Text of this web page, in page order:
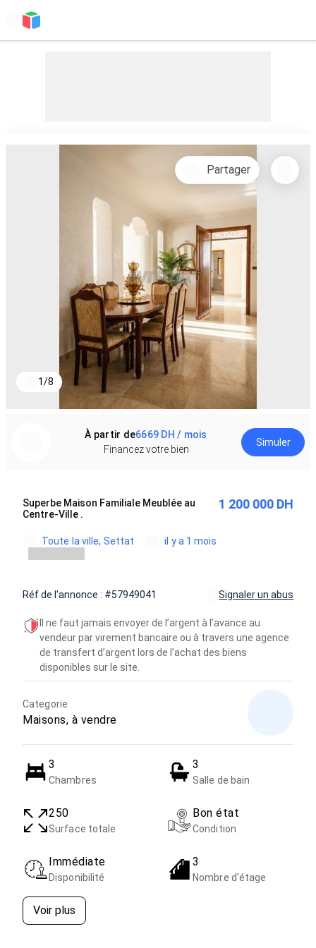
1/8
Partager
À partir de6669 DH / mois
Financez votre bien
Simuler
Superbe Maison Familiale Meublée au
Centre-Ville .
1 200 000 DH
Toute la ville, Settat il y a 1 mois
Réf de l'annonce : #57949041 Signaler un abus
Il ne faut jamais envoyer de l’argent à l’avance au
vendeur par virement bancaire ou à travers une agence
de transfert d’argent lors de l’achat des biens
disponibles sur le site.
Categorie
Maisons, à vendre
3
Chambres
3
Salle de bain
250
Surface totale
Bon état
Condition
Immédiate
Disponibilité
3
Nombre d'étage
Voir plus